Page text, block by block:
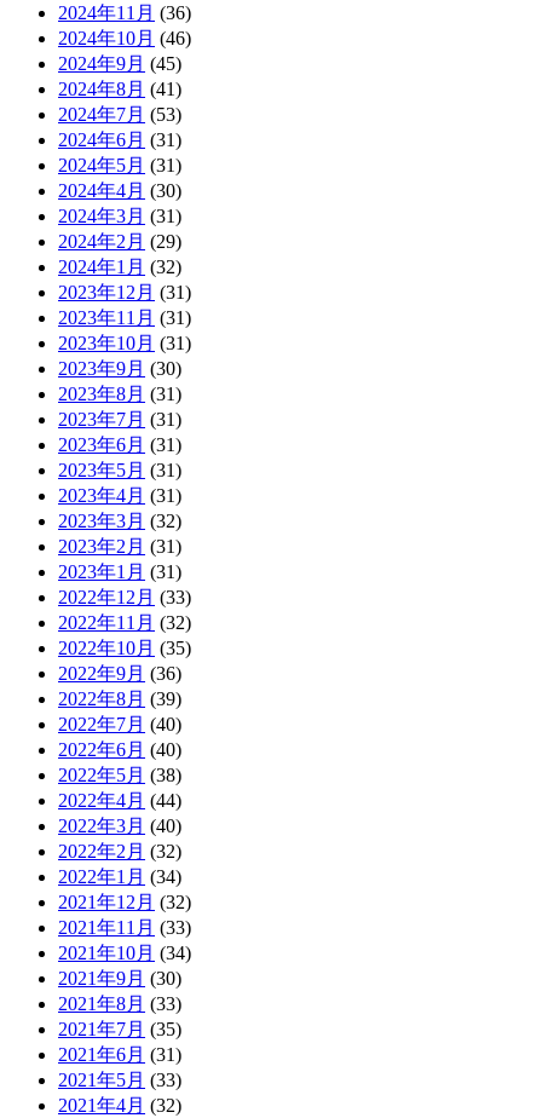
2024年11月 (36)
2024年10月 (46)
2024年9月 (45)
2024年8月 (41)
2024年7月 (53)
2024年6月 (31)
2024年5月 (31)
2024年4月 (30)
2024年3月 (31)
2024年2月 (29)
2024年1月 (32)
2023年12月 (31)
2023年11月 (31)
2023年10月 (31)
2023年9月 (30)
2023年8月 (31)
2023年7月 (31)
2023年6月 (31)
2023年5月 (31)
2023年4月 (31)
2023年3月 (32)
2023年2月 (31)
2023年1月 (31)
2022年12月 (33)
2022年11月 (32)
2022年10月 (35)
2022年9月 (36)
2022年8月 (39)
2022年7月 (40)
2022年6月 (40)
2022年5月 (38)
2022年4月 (44)
2022年3月 (40)
2022年2月 (32)
2022年1月 (34)
2021年12月 (32)
2021年11月 (33)
2021年10月 (34)
2021年9月 (30)
2021年8月 (33)
2021年7月 (35)
2021年6月 (31)
2021年5月 (33)
2021年4月 (32)